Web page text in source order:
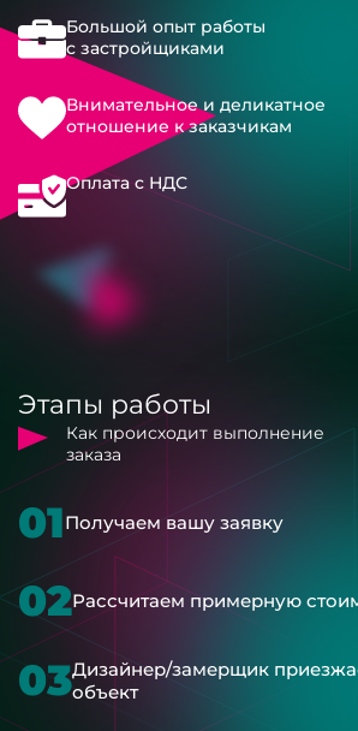
Большой опыт работы
с застройщиками
Внимательное и деликатное
отношение к заказчикам
Оплата с НДС
Этапы работы
Как происходит выполнение
заказа
01Получаем вашу заявку
02Рассчитаем примерную
03Дизайнер/замерщик
объект